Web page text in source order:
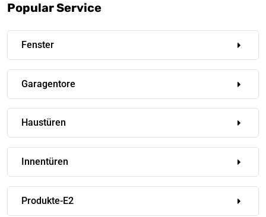
Popular Service
Fenster
Garagentore
Haustüren
Innentüren
Produkte-E2